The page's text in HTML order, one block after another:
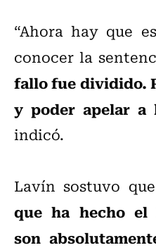
“Ahora hay que
conocer la
fallo fue dividido.
y poder apelar a
indicó.
Lavín sostuvo
que ha hecho el
son